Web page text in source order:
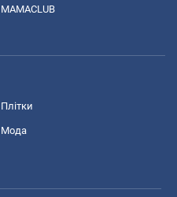
MAMACLUB
Плітки
Мода